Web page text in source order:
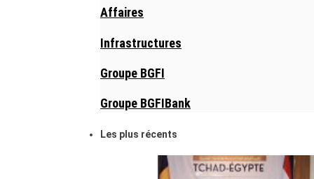
Affaires
Infrastructures
Groupe BGFI
Groupe BGFIBank
Les plus récents